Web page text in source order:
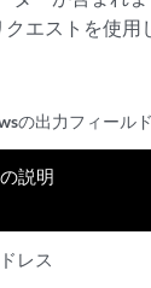
エストを使用
の出力フィールド
説明
レス